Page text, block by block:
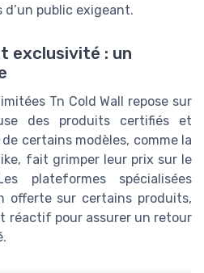
d’un public exigeant.
exclusivité : un
Tn Cold Wall repose sur
des produits certifiés et
certains modèles, comme la
fait grimper leur prix sur le
plateformes spécialisées
offerte sur certains produits,
réactif pour assurer un retour